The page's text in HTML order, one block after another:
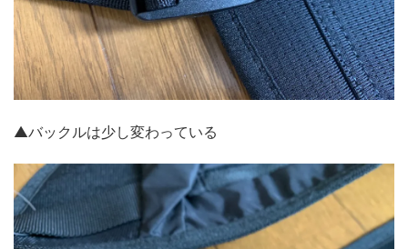
▲バックルは少し変わっている